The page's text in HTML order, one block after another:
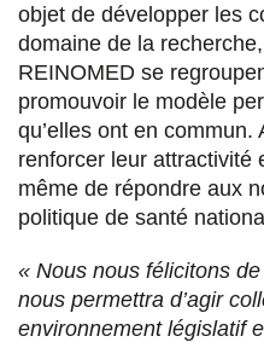
objet de développer les
domaine de la
REINOMED se
promouvoir le modèle
qu’elles ont en
renforcer leur attractivité
même de répondre aux
politique de santé
« Nous nous félicitons
nous permettra d’agir
environnement législatif